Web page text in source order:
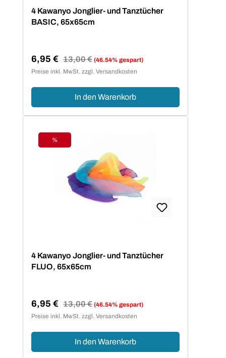
4 Kawanyo Jonglier- und Tanztücher
BASIC, 65x65cm
Verkaufspreis:
6,95 € Regulärer Preis:
13,00 € (46.54% gespart)
Preise inkl. MwSt. zzgl. Versandkosten
In den Warenkorb
Rabatt
%
4 Kawanyo Jonglier- und Tanztücher
FLUO, 65x65cm
Verkaufspreis:
6,95 € Regulärer Preis:
13,00 € (46.54% gespart)
Preise inkl. MwSt. zzgl. Versandkosten
In den Warenkorb